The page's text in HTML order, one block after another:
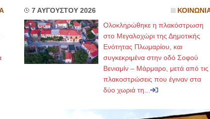
7 ΑΥΓΟΥΣΤΟΥ 2026
Ολοκληρώθηκε η πλακόστρωση
στο Μεγαλοχώρι της Δημοτικής
Ενότητας Πλωμαρίου, και
συγκεκριμένα στην οδό Σοφού
Βενιαμίν – Μάρμαρο, μετά από τις
πλακοστρώσεις που έγιναν στα
δύο χωριά τη...